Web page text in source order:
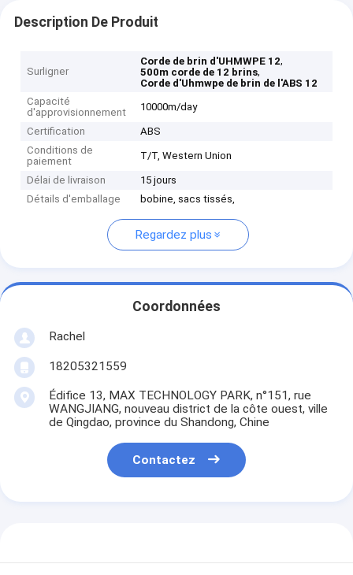
Description De Produit
Surligner
Corde de brin d'UHMWPE 12,
500m corde de 12 brins,
Corde d'Uhmwpe de brin de l'ABS 12
Capacité
d'approvisionnement
10000m/day
Certification
ABS
Conditions de
paiement
T/T, Western Union
Délai de livraison
15 jours
Détails d'emballage
bobine, sacs tissés,
Regardez plus
Coordonnées
Rachel
18205321559
Édifice 13, MAX TECHNOLOGY PARK, n°151, rue
WANGJIANG, nouveau district de la côte ouest, ville
de Qingdao, province du Shandong, Chine
Contactez